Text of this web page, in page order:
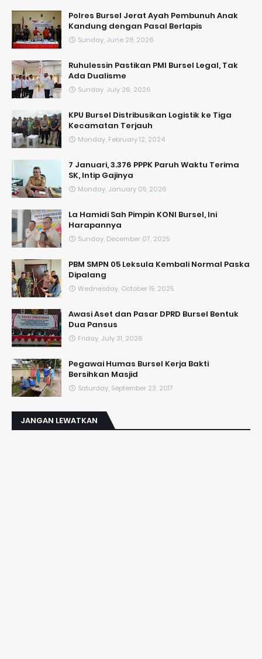
Polres Bursel Jerat Ayah Pembunuh Anak
Kandung dengan Pasal Berlapis
Sunday, June 28, 2026
​Ruhulessin Pastikan PMI Bursel Legal, Tak
Ada Dualisme
Sunday, July 26, 2026
KPU Bursel Distribusikan Logistik ke Tiga
Kecamatan Terjauh
Monday, February 12, 2024
7 Januari, 3.376 PPPK Paruh Waktu Terima
SK, Intip Gajinya
Monday, January 05, 2026
La Hamidi Sah Pimpin KONI Bursel, Ini
Harapannya
Sunday, December 07, 2025
PBM SMPN 05 Leksula Kembali Normal Paska
Dipalang
Wednesday, October 15, 2025
Awasi Aset dan Pasar DPRD Bursel Bentuk
Dua Pansus
Friday, July 31, 2026
Pegawai Humas Bursel Kerja Bakti
Bersihkan Masjid
Saturday, September 23, 2017
JANGAN LEWATKAN